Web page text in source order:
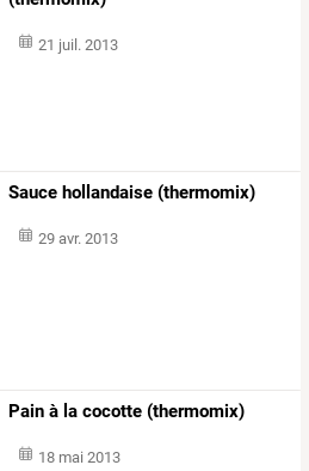
21 juil. 2013
Sauce hollandaise (thermomix)
29 avr. 2013
Pain à la cocotte (thermomix)
18 mai 2013